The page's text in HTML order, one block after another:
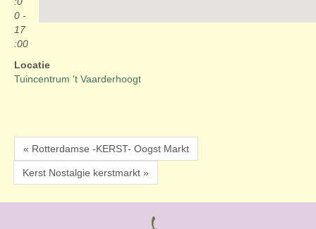
0 -
17
:00
Locatie
Tuincentrum 't Vaarderhoogt
« Rotterdamse -KERST- Oogst Markt
Kerst Nostalgie kerstmarkt »